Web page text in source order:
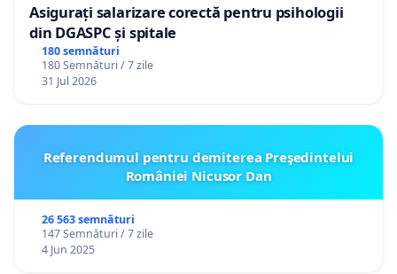
Asigurați salarizare corectă pentru psihologii
din DGASPC și spitale
180 semnături
180 Semnături / 7 zile
31 Jul 2026
Referendumul pentru demiterea Preşedintelui
României Nicusor Dan
26 563 semnături
147 Semnături / 7 zile
4 Jun 2025